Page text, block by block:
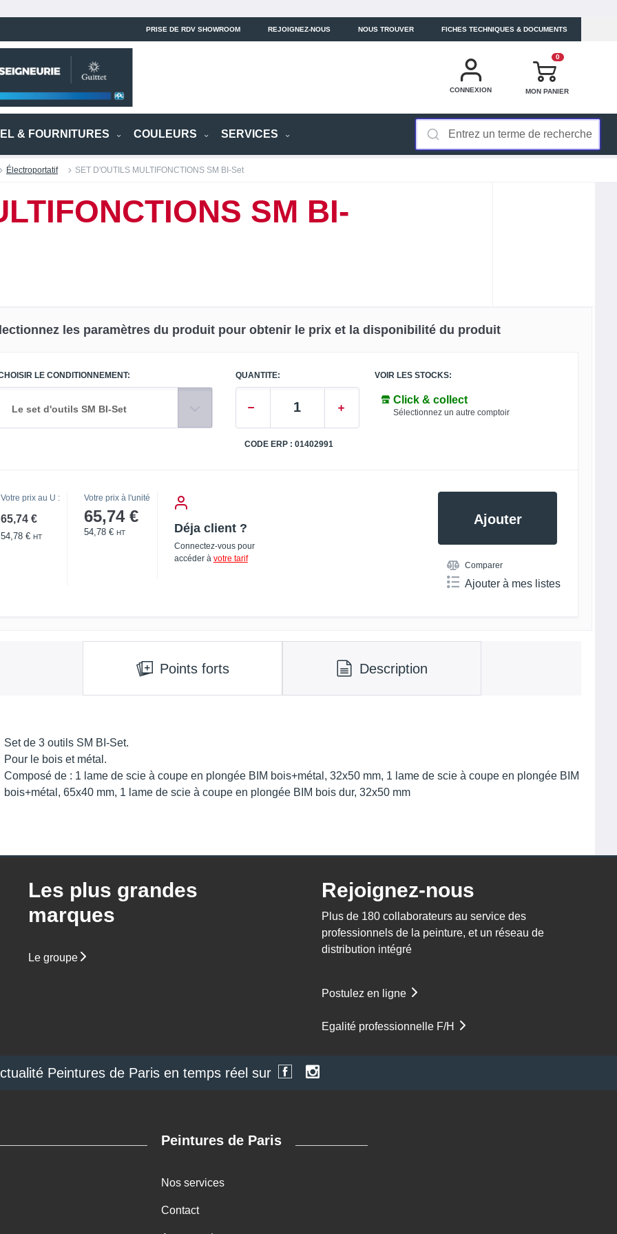
PRISE DE RDV SHOWROOM REJOIGNEZ-NOUS NOUS TROUVER FICHES TECHNIQUES & DOCUMENTS
CONNEXION
0
MON PANIER
& FOURNITURES COULEURS SERVICES
Électroportatif SET D'OUTILS MULTIFONCTIONS SM BI-Set
SM BI-
les paramètres du produit pour obtenir le prix et la disponibilité du produit
LE CONDITIONNEMENT:
Le set d'outils SM BI-Set
QUANTITE:
CODE ERP : 01402991
VOIR LES STOCKS:
Click & collect
Sélectionnez un autre comptoir
Votre prix au U :
65,74 €
54,78 € HT
Votre prix à l'unité
65,74 €
54,78 € HT Déja client ?
Connectez-vous pour
accéder à votre tarif
Ajouter
Comparer
Ajouter à mes listes
Points forts Description
Set de 3 outils SM BI-Set.
Pour le bois et métal.
Composé de : 1 lame de scie à coupe en plongée BIM bois+métal, 32x50 mm, 1 lame de scie à coupe en plongée BIM
bois+métal, 65x40 mm, 1 lame de scie à coupe en plongée BIM bois dur, 32x50 mm
Les plus grandes
marques
Le groupe
Rejoignez-nous
Plus de 180 collaborateurs au service des
professionnels de la peinture, et un réseau de
distribution intégré
Postulez en ligne
Egalité professionnelle F/H
Peintures de Paris en temps réel sur
Peintures de Paris
Nos services
Contact